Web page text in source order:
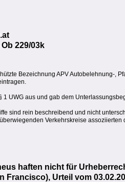
229/03k
Bezeichnung APV Autobelehnung-,
UWG aus und gab dem
sind rein beschreibend und nicht
Verkehrskreise
haften nicht für
Urteil vom